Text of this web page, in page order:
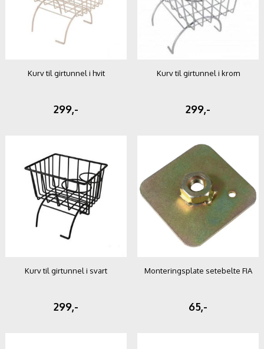
Kurv til girtunnel i hvit
299,-
Kurv til girtunnel i krom
299,-
Kurv til girtunnel i svart
299,-
Monteringsplate setebelte FIA
65,-